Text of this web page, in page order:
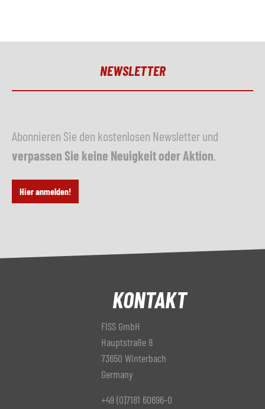
NEWSLETTER
Abonnieren Sie den kostenlosen Newsletter und
verpassen Sie keine Neuigkeit oder Aktion
Hier anmelden!
KONTAKT
FISS GmbH
Hauptstraße 8
73650 Winterbach
Germany
+49 (0)7181 60696-0